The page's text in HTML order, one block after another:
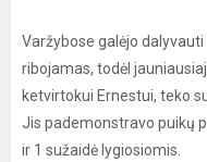
Varžybose galėjo
ribojamas, todėl
ketvirtokui Ernestui, teko
Jis pademonstravo puikų
ir 1 sužaidė lygiosiomis.